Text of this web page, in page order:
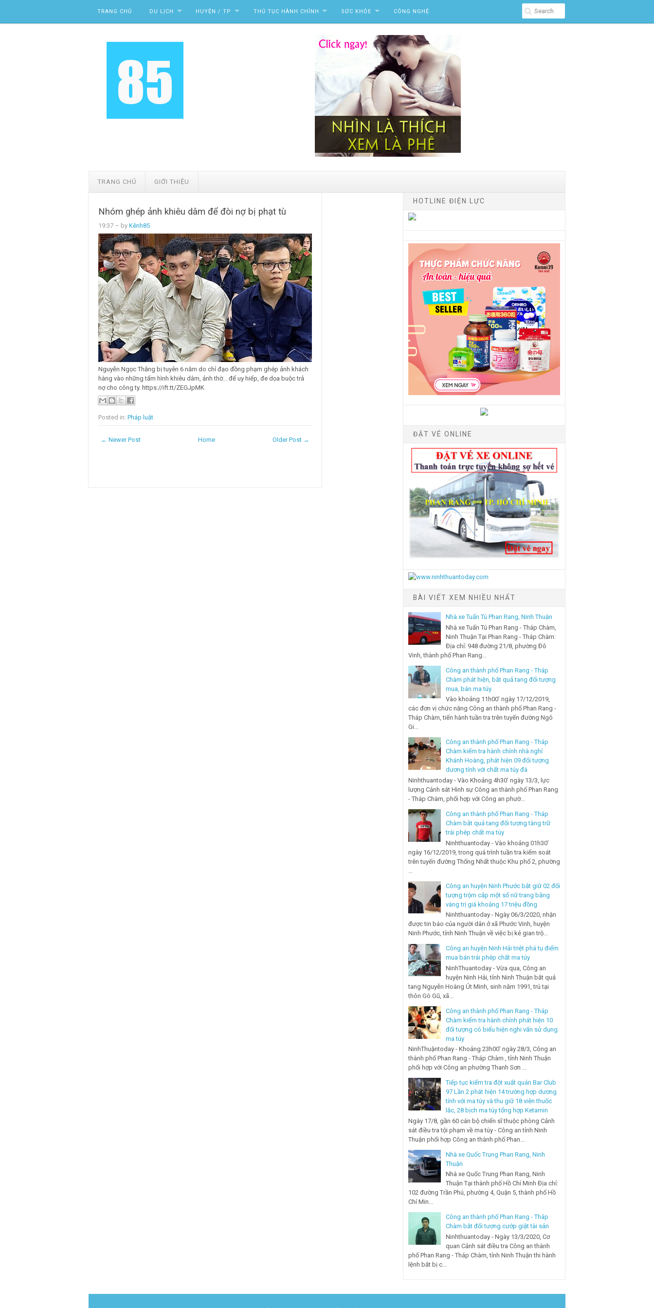
TRANG CHỦ DU LỊCH HUYỆN / TP THỦ TỤC HÀNH CHÍNH SỨC KHỎE CÔNG NGHỆ
TRANG CHỦ GIỚI THIỆU
Nhóm ghép ảnh khiêu dâm để đòi nợ bị phạt tù
19:37 – by Kênh85
Nguyễn Ngọc Thắng bị tuyên 6 năm do chỉ đạo đồng phạm ghép ảnh khách
hàng vào những tấm hình khiêu dâm, ảnh thờ... để uy hiếp, đe dọa buộc trả
nợ cho công ty. https://ift.tt/ZEGJpMK
Posted in: Pháp luật
← Newer Post Older Post →
Home
HOTLINE ĐIỆN LỰC
ĐẶT VÉ ONLINE
BÀI VIẾT XEM NHIỀU NHẤT
Nhà xe Tuấn Tú Phan Rang, Ninh Thuận
Nhà xe Tuấn Tú Phan Rang - Tháp Chàm,
Ninh Thuận Tại Phan Rang - Tháp Chàm:
Địa chỉ: 948 đường 21/8, phường Đô
Vinh, thành phố Phan Rang...
Công an thành phố Phan Rang - Tháp
Chàm phát hiện, bắt quả tang đối tượng
mua, bán ma túy.
Vào khoảng 11h00’ ngày 17/12/2019,
các đơn vị chức năng Công an thành phố Phan Rang -
Tháp Chàm, tiến hành tuần tra trên tuyến đường Ngô
Gi...
Công an thành phố Phan Rang - Tháp
Chàm kiểm tra hành chính nhà nghỉ
Khánh Hoàng, phát hiện 09 đối tượng
dương tính với chất ma túy đá
Ninhthuantoday - Vào Khoảng 4h30’ ngày 13/3, lực
lượng Cảnh sát Hình sự Công an thành phố Phan Rang
- Tháp Chàm, phối hợp với Công an phườ...
Công an thành phố Phan Rang - Tháp
Chàm bắt quả tang đối tượng tàng trữ
trái phép chất ma túy
Ninhthuantoday - Vào khoảng 01h30’
ngày 16/12/2019, trong quá trình tuần tra kiểm soát
trên tuyến đường Thống Nhất thuộc Khu phố 2, phường
Công an huyện Ninh Phước bắt giữ 02 đối
tượng trộm cắp một số nữ trang bằng
vàng trị giá khoảng 17 triệu đồng
Ninhthuantoday - Ngày 06/3/2020, nhận
được tin báo của người dân ở xã Phước Vinh, huyện
Ninh Phước, tỉnh Ninh Thuận về việc bị kẻ gian trộ...
Công an huyện Ninh Hải triệt phá tụ điểm
mua bán trái phép chất ma túy
NinhThuantoday - Vừa qua, Công an
huyện Ninh Hải, tỉnh Ninh Thuận bắt quả
tang Nguyễn Hoàng Út Minh, sinh năm 1991, trú tại
thôn Gò Gũ, xã...
Công an thành phố Phan Rang - Tháp
Chàm kiểm tra hành chính phát hiện 10
đối tượng có biểu hiện nghi vấn sử dụng
ma túy
NinhThuậntoday - Khoảng 23h00’ ngày 28/3, Công an
thành phố Phan Rang - Tháp Chàm , tỉnh Ninh Thuận
phối hợp với Công an phường Thanh Sơn ...
Tiếp tục kiểm tra đột xuất quán Bar Club
97 Lần 2 phát hiện 14 trường hợp dương
tính với ma túy và thu giữ 18 viên thuốc
lắc, 28 bịch ma túy tổng hợp Ketamin
Ngày 17/8, gần 60 cán bộ chiến sĩ thuộc phòng Cảnh
sát điều tra tội phạm về ma túy - Công an tỉnh Ninh
Thuận phối hợp Công an thành phố Phan...
Nhà xe Quốc Trung Phan Rang, Ninh
Thuận
Nhà xe Quốc Trung Phan Rang, Ninh
Thuận Tại thành phố Hồ Chí Minh Địa chỉ:
102 đường Trần Phú, phường 4, Quận 5, thành phố Hồ
Chí Min...
Công an thành phố Phan Rang - Tháp
Chàm bắt đối tượng cướp giật tài sản
Ninhthuantoday - Ngày 13/3/2020, Cơ
quan Cảnh sát điều tra Công an thành
phố Phan Rang - Tháp Chàm, tỉnh Ninh Thuận thi hành
lệnh bắt bị c...